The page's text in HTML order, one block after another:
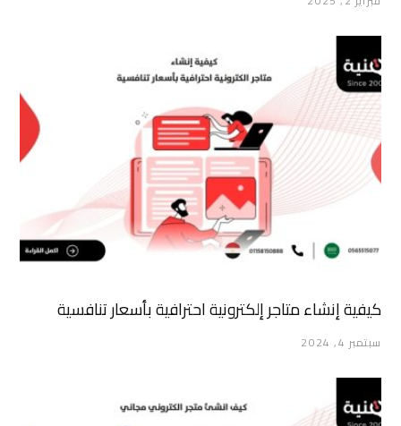
كيفية إنشاء متاجر إلكترونية احترافية بأسعار تنافسية
سبتمبر 4, 2024